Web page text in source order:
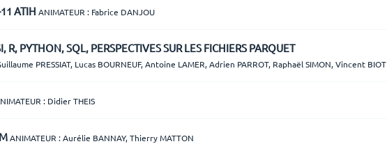
ATIH ANIMATEUR : Fabrice DANJOU
R, PYTHON, SQL, PERSPECTIVES SUR LES FICHIERS PARQUET
PRESSIAT, Lucas BOURNEUF, Antoine LAMER, Adrien PARROT, Raphaël SIMON, Vincent BIOT
: Didier THEIS
ANIMATEUR : Aurélie BANNAY, Thierry MATTON